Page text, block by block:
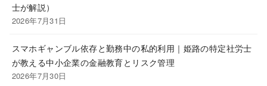
士が解説）
2026年7月31日
スマホギャンブル依存と勤務中の私的利用｜姫路の特定社労士
が教える中小企業の金融教育とリスク管理
2026年7月30日